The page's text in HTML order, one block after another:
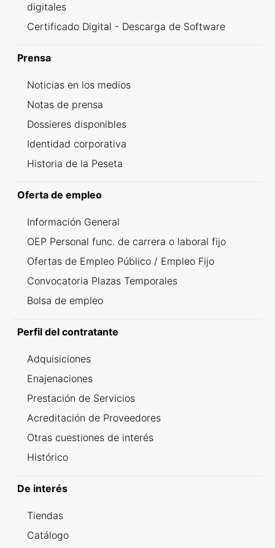
digitales
Certificado Digital - Descarga de Software
Prensa
Noticias en los medios
Notas de prensa
Dossieres disponibles
Identidad corporativa
Historia de la Peseta
Oferta de empleo
Información General
OEP Personal func. de carrera o laboral fijo
Ofertas de Empleo Público / Empleo Fijo
Convocatoria Plazas Temporales
Bolsa de empleo
Perfil del contratante
Adquisiciones
Enajenaciones
Prestación de Servicios
Acreditación de Proveedores
Otras cuestiones de interés
Histórico
De interés
Tiendas
Catálogo